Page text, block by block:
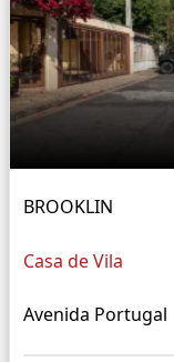
BROOKLIN
Casa de Vila
Avenida Portugal